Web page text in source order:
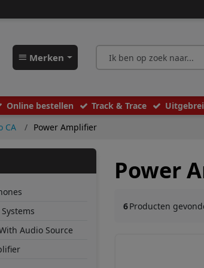
Merken
Online bestellen Track & Trace
CA Power Amplifier
Audio Source
Power
6Producten